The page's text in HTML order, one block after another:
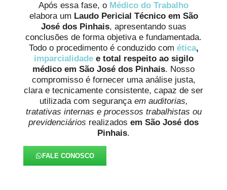
Após essa fase, o Médico do Trabalho
elabora um Laudo Pericial Técnico em São
José dos Pinhais, apresentando suas
conclusões de forma objetiva e fundamentada.
Todo o procedimento é conduzido com ética,
imparcialidadee total respeito ao sigilo
médico em São José dos Pinhais. Nosso
compromisso é fornecer uma análise justa,
clara e tecnicamente consistente, capaz de ser
utilizada com segurança em auditorias,
tratativas internas e processos trabalhistas ou
previdenciários realizados em São José dos
Pinhais.
FALE CONOSCO